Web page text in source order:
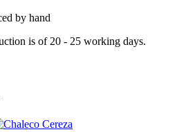
by hand
is of 20 - 25 working days.